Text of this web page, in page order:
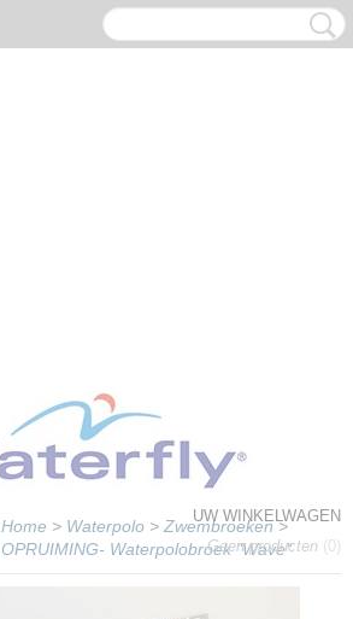
UW WINKELWAGEN
Geen producten (0)
Home > Waterpolo > Zwembroeken>
OPRUIMING- Waterpolobroek "Wave"